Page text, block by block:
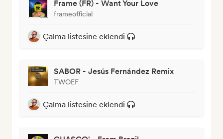
Frame (FR) - Want Your Love
frameofficial
Çalma listesine eklendi
SABOR - Jesús Fernández Remix
TWOEF
Çalma listesine eklendi